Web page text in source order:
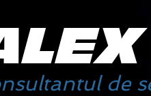
de